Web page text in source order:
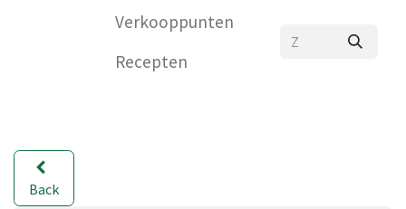
Verkooppunten
Recepten
Back